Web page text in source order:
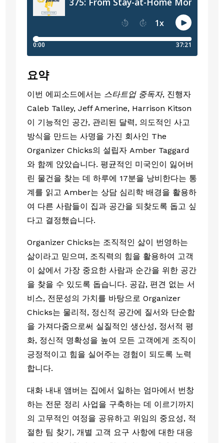
요약
이번 에피소드에서는 스타트업 중독자, 진행자
Caleb Talley, Jeff Amerine, Harrison Kitson
이 기능적인 공간, 관리된 달력, 의도적인 사고
방식을 만드는 사명을 가진 회사인 The
Organizer Chicks의 설립자 Amber Taggard
와 함께 앉았습니다. 평균적인 미국인이 잃어버
린 물건을 찾는 데 하루에 17분을 낭비한다는 통
계를 읽고 Amber는 상담 심리학 배경을 활용하
여 다른 사람들이 집과 공간을 되찾도록 돕고 싶
다고 결정했습니다.
Organizer Chicks는 조직적인 삶이 번영하는
삶이라고 믿으며, 조직력의 힘을 활용하여 고객
이 삶에서 가장 중요한 사람과 순간을 위한 공간
을 찾을 수 있도록 돕습니다. 공감, 편견 없는 서
비스, 전문성의 가치를 바탕으로 Organizer
Chicks는 물리적, 정신적 공간에 질서와 단순함
을 가져다줌으로써 실질적인 생산성, 정서적 평
화, 정신적 명확성을 높여 모든 고객에게 조직이
긍정적이고 힘을 실어주는 경험이 되도록 노력
합니다.
대화 내내 앰버는 집에서 일하는 엄마에서 번창
하는 전문 정리 사업을 구축하는 데 이르기까지
의 고무적인 여정을 공유하고 위임의 중요성, 적
절한 팀 찾기, 개별 고객 요구 사항에 대한 대응